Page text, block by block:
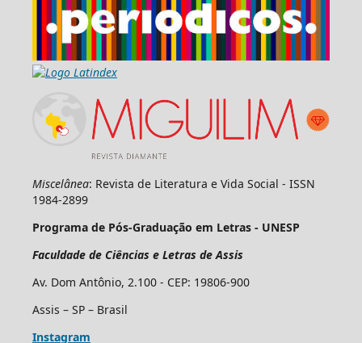
Miscelânea: Revista de Literatura e Vida Social - ISSN
1984-2899
Programa de Pós-Graduação em Letras - UNESP
Faculdade de Ciências e Letras de Assis
Av. Dom Antônio, 2.100 - CEP: 19806-900
Assis – SP – Brasil
Instagram